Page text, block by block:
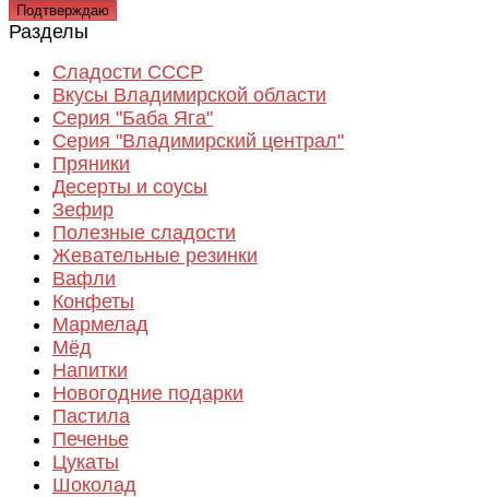
Подтверждаю
Разделы
Сладости СССР
Вкусы Владимирской области
Серия "Баба Яга"
Серия "Владимирский централ"
Пряники
Десерты и соусы
Зефир
Полезные сладости
Жевательные резинки
Вафли
Конфеты
Мармелад
Мёд
Напитки
Новогодние подарки
Пастила
Печенье
Цукаты
Шоколад